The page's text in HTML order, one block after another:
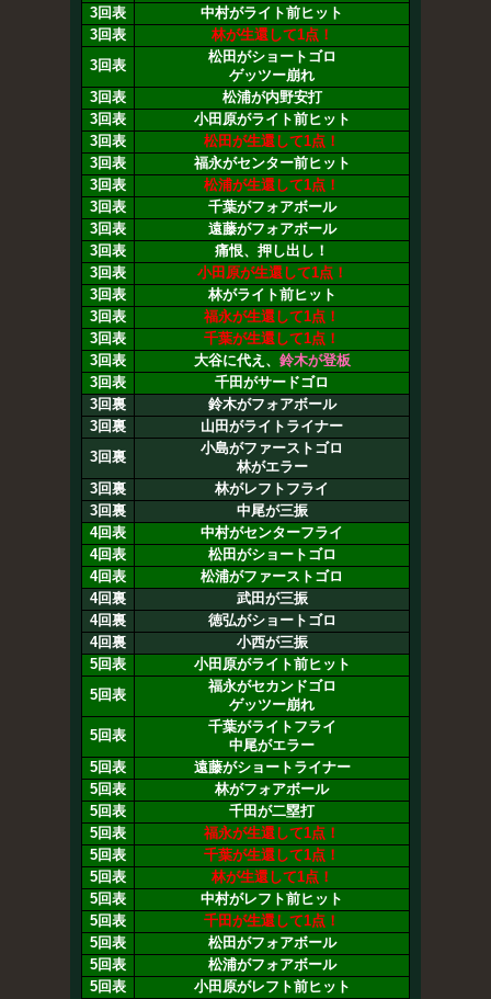
3回表
中村がライト前ヒット
3回表
林が生還して1点！
3回表
松田がショートゴロ
ゲッツー崩れ
3回表
松浦が内野安打
3回表
小田原がライト前ヒット
3回表
松田が生還して1点！
3回表
福永がセンター前ヒット
3回表
松浦が生還して1点！
3回表
千葉がフォアボール
3回表
遠藤がフォアボール
3回表
痛恨、押し出し！
3回表
小田原が生還して1点！
3回表
林がライト前ヒット
3回表
福永が生還して1点！
3回表
千葉が生還して1点！
3回表
大谷に代え、 鈴木が登板
3回表
千田がサードゴロ
3回裏
鈴木がフォアボール
3回裏
山田がライトライナー
3回裏
小島がファーストゴロ
林がエラー
3回裏
林がレフトフライ
3回裏
中尾が三振
4回表
中村がセンターフライ
4回表
松田がショートゴロ
4回表
松浦がファーストゴロ
4回裏
武田が三振
4回裏
徳弘がショートゴロ
4回裏
小西が三振
5回表
小田原がライト前ヒット
5回表
福永がセカンドゴロ
ゲッツー崩れ
5回表
千葉がライトフライ
中尾がエラー
5回表
遠藤がショートライナー
5回表
林がフォアボール
5回表
千田が二塁打
5回表
福永が生還して1点！
5回表
千葉が生還して1点！
5回表
林が生還して1点！
5回表
中村がレフト前ヒット
5回表
千田が生還して1点！
5回表
松田がフォアボール
5回表
松浦がフォアボール
5回表
小田原がレフト前ヒット